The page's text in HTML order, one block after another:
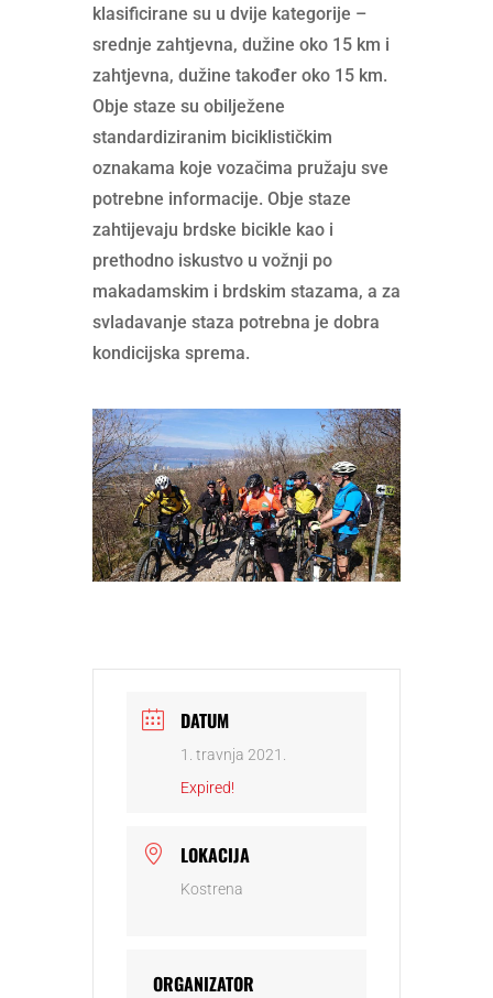
klasificirane su u dvije kategorije –
srednje zahtjevna, dužine oko 15 km i
zahtjevna, dužine također oko 15 km.
Obje staze su obilježene
standardiziranim biciklističkim
oznakama koje vozačima pružaju sve
potrebne informacije. Obje staze
zahtijevaju brdske bicikle kao i
prethodno iskustvo u vožnji po
makadamskim i brdskim stazama, a za
svladavanje staza potrebna je dobra
kondicijska sprema.
DATUM
1. travnja 2021.
Expired!
LOKACIJA
Kostrena
ORGANIZATOR